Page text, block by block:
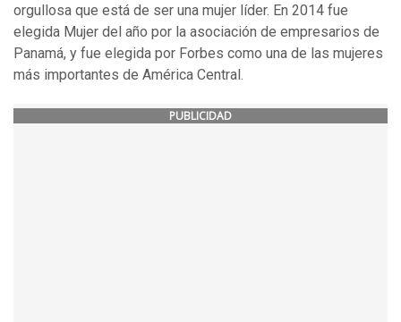
orgullosa que está de ser una mujer líder. En 2014 fue
elegida Mujer del año por la asociación de empresarios de
Panamá, y fue elegida por Forbes como una de las mujeres
más importantes de América Central.
PUBLICIDAD